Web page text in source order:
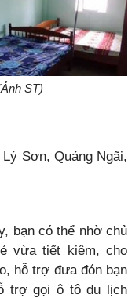
ST)
Sơn, Quảng Ngãi,
bạn có thể nhờ chủ
vừa tiết kiệm, cho
hỗ trợ đưa đón bạn
trợ gọi ô tô du lịch